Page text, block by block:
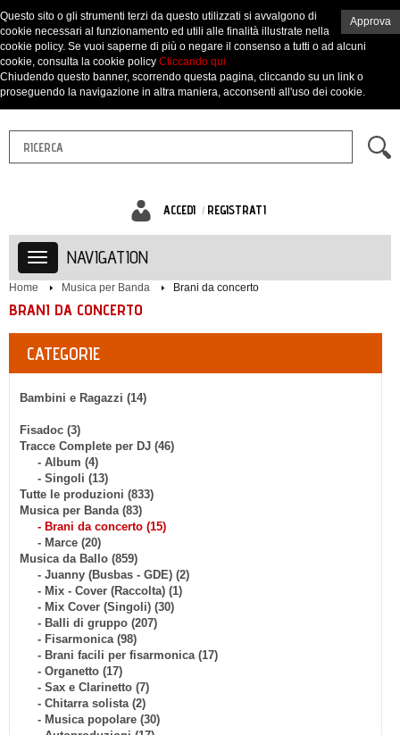
ACCEDI REGISTRATI
NAVIGATION
Home Musica per Banda Brani da concerto
BRANI DA CONCERTO
CATEGORIE
Bambini e Ragazzi (14)
Fisadoc (3)
Tracce Complete per DJ (46)
- Album (4)
- Singoli (13)
Tutte le produzioni (833)
Musica per Banda (83)
- Brani da concerto (15)
- Marce (20)
Musica da Ballo (859)
- Juanny (Busbas - GDE) (2)
- Mix - Cover (Raccolta) (1)
- Mix Cover (Singoli) (30)
- Balli di gruppo (207)
- Fisarmonica (98)
- Brani facili per fisarmonica (17)
- Organetto (17)
- Sax e Clarinetto (7)
- Chitarra solista (2)
- Musica popolare (30)
Approva
Questo sito o gli strumenti terzi da questo utilizzati si avvalgono di
cookie necessari al funzionamento ed utili alle finalità illustrate nella
cookie policy. Se vuoi saperne di più o negare il consenso a tutti o ad alcuni
cookie, consulta la cookie policy Cliccando qui
Chiudendo questo banner, scorrendo questa pagina, cliccando su un link o
proseguendo la navigazione in altra maniera, acconsenti all'uso dei cookie.